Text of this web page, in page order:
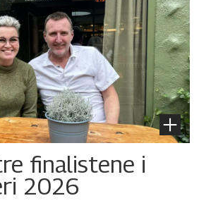
finalistene i
2026